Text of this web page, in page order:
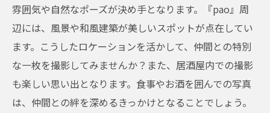
雰囲気や自然なポーズが決め手となります。『pao』周
辺には、風景や和風建築が美しいスポットが点在してい
ます。こうしたロケーションを活かして、仲間との特別
な一枚を撮影してみませんか？また、居酒屋内での撮影
も楽しい思い出となります。食事やお酒を囲んでの写真
は、仲間との絆を深めるきっかけとなることでしょう。